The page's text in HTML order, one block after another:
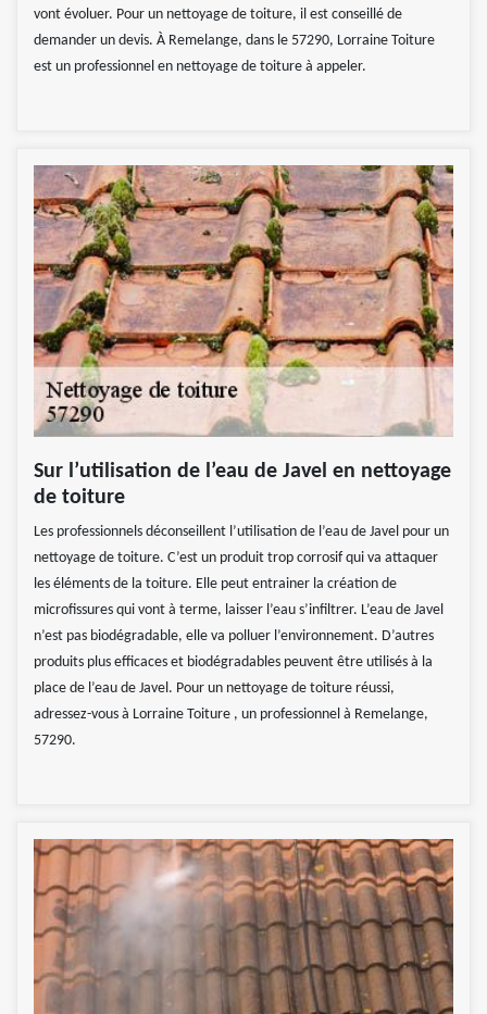
vont évoluer. Pour un nettoyage de toiture, il est conseillé de
demander un devis. À Remelange, dans le 57290, Lorraine Toiture
est un professionnel en nettoyage de toiture à appeler.
Sur l’utilisation de l’eau de Javel en nettoyage
de toiture
Les professionnels déconseillent l’utilisation de l’eau de Javel pour un
nettoyage de toiture. C’est un produit trop corrosif qui va attaquer
les éléments de la toiture. Elle peut entrainer la création de
microfissures qui vont à terme, laisser l’eau s’infiltrer. L’eau de Javel
n’est pas biodégradable, elle va polluer l’environnement. D’autres
produits plus efficaces et biodégradables peuvent être utilisés à la
place de l’eau de Javel. Pour un nettoyage de toiture réussi,
adressez-vous à Lorraine Toiture , un professionnel à Remelange,
57290.